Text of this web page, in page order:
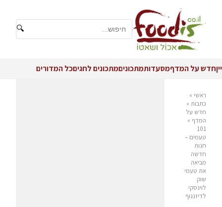
🔍
ייןחדש על המדףמסעדותמתכוניםמתכונים לחגיםכל המדורים
ראשי »
כתבות »
חדש על
המדף »
101
טעמים –
חנות
חדשה
מביאה
את טעמי
שוק
לוינסקי
לדיזנגוף